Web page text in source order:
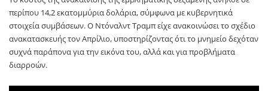
περίπου 14,2 εκατομμύρια δολάρια, σύμφωνα με κυβερνητικά
στοιχεία συμβάσεων. Ο Ντόναλντ Τραμπ είχε ανακοινώσει το σχέδιο
ανακατασκευής τον Απρίλιο, υποστηρίζοντας ότι το μνημείο δεχόταν
συχνά παράπονα για την εικόνα του, αλλά και για προβλήματα
διαρροών.